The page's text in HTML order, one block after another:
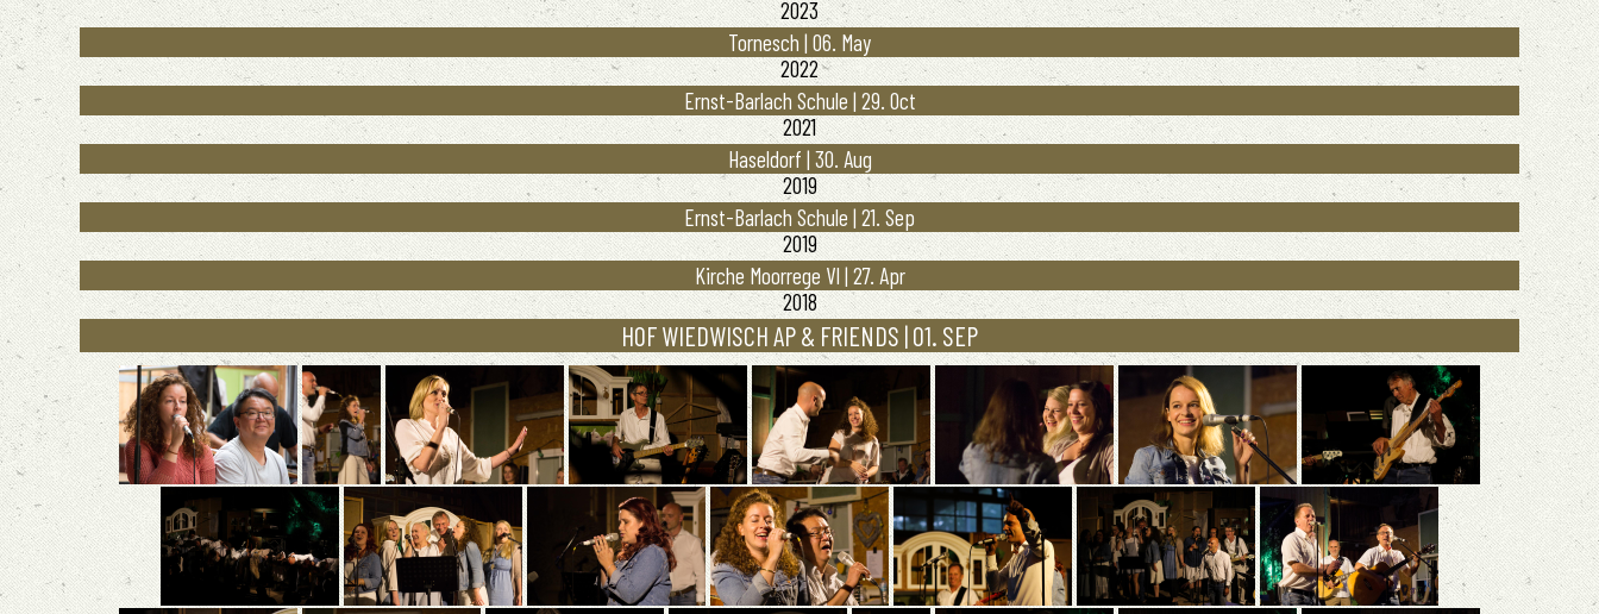
2023
Tornesch | 06. May
2022
Ernst-Barlach Schule | 29. Oct
2021
Haseldorf | 30. Aug
2019
Ernst-Barlach Schule | 21. Sep
2019
Kirche Moorrege VI | 27. Apr
2018
HOF WIEDWISCH AP & FRIENDS | 01. SEP